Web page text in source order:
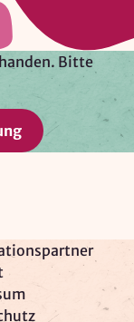
Bitte
von Mapbox,